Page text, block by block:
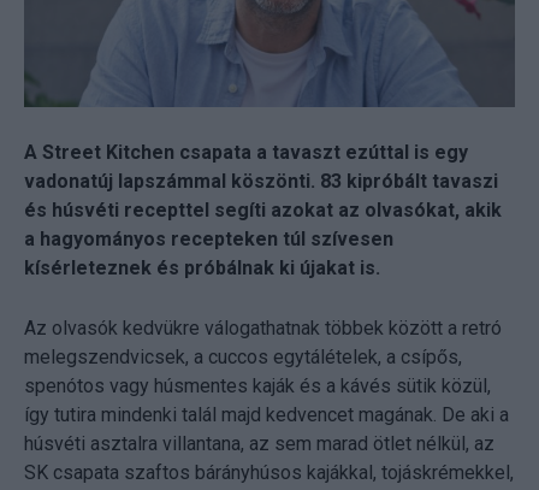
A Street Kitchen csapata a tavaszt ezúttal is egy
vadonatúj lapszámmal köszönti. 83 kipróbált tavaszi
és húsvéti recepttel segíti azokat az olvasókat, akik
a hagyományos recepteken túl szívesen
kísérleteznek és próbálnak ki újakat is.
Az olvasók kedvükre válogathatnak többek között a retró
melegszendvicsek, a cuccos egytálételek, a csípős,
spenótos vagy húsmentes kaják és a kávés sütik közül,
így tutira mindenki talál majd kedvencet magának. De aki a
húsvéti asztalra villantana, az sem marad ötlet nélkül, az
SK csapata szaftos bárányhúsos kajákkal, tojáskrémekkel,